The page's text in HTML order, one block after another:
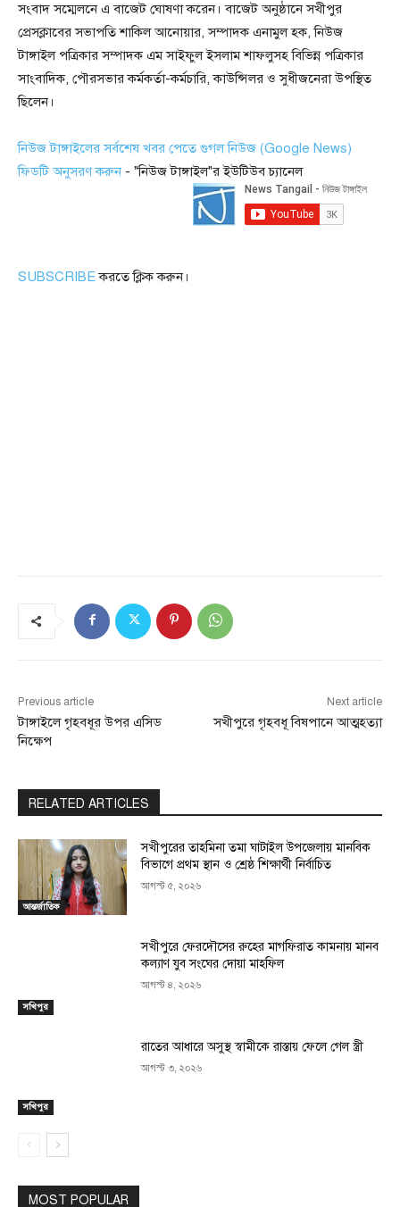
সংবাদ সম্মেলনে এ বাজেট ঘোষণা করেন। বাজেট অনুষ্ঠানে সখীপুর
প্রেসক্লাবের সভাপতি শাকিল আনোয়ার, সম্পাদক এনামুল হক, নিউজ
টাঙ্গাইল পত্রিকার সম্পাদক এম সাইফুল ইসলাম শাফলুসহ বিভিন্ন পত্রিকার
সাংবাদিক, পৌরসভার কর্মকর্তা-কর্মচারি, কাউন্সিলর ও সুধীজনেরা উপস্থিত
ছিলেন।
নিউজ টাঙ্গাইলের সর্বশেষ খবর পেতে গুগল নিউজ (Google News)
ফিডটি অনুসরণ করুন - "নিউজ টাঙ্গাইল"র ইউটিউব চ্যানেল
SUBSCRIBEকরতে ক্লিক করুন।
Previous article
টাঙ্গাইলে গৃহবধূর উপর এসিড
নিক্ষেপ
Next article
সখীপুরে গৃহবধূ বিষপানে আত্মহত্যা
RELATED ARTICLES
আন্তর্জাতিক
সখীপুরের তাহমিনা তমা ঘাটাইল উপজেলায় মানবিক
বিভাগে প্রথম স্থান ও শ্রেষ্ঠ শিক্ষার্থী নির্বাচিত
আগস্ট ৫, ২০২৬
সখিপুর
সখীপুরে ফেরদৌসের রুহের মাগফিরাত কামনায় মানব
কল্যাণ যুব সংঘের দোয়া মাহফিল
আগস্ট ৪, ২০২৬
সখিপুর
রাতের আধারে অসুস্থ স্বামীকে রাস্তায় ফেলে গেল স্ত্রী
আগস্ট ৩, ২০২৬
MOST POPULAR